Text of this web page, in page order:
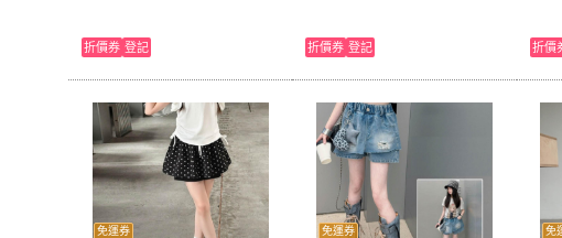
折價券 登記 折價券 登記 折價
免運券 免運券 免